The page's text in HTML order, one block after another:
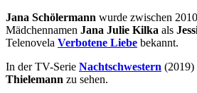
Jana Schölermann wurde zwischen
Mädchennamen Jana Julie Kilka als
Telenovela Verbotene Liebe bekannt.
In der TV-Serie Nachtschwestern (2019)
Thielemann zu sehen.